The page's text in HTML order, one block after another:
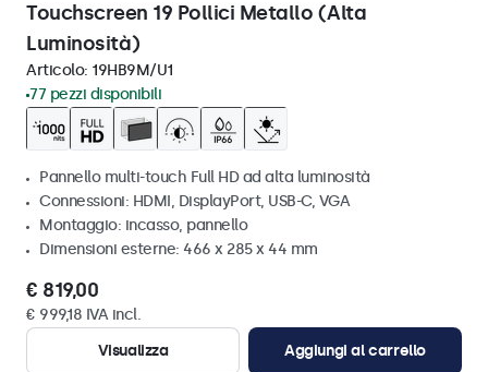
Touchscreen 19 Pollici Metallo (Alta
Luminosità)
Articolo: 19HB9M/U1
77 pezzi disponibili
Pannello multi-touch Full HD ad alta luminosità
Connessioni: HDMI, DisplayPort, USB-C, VGA
Montaggio: incasso, pannello
Dimensioni esterne: 466 x 285 x 44 mm
€ 819,00
€ 999,18 IVA incl.
Visualizza
Aggiungi al carrello